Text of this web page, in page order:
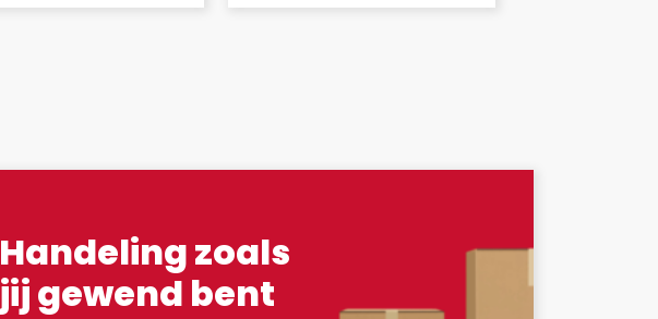
Handeling zoals
jij gewend bent